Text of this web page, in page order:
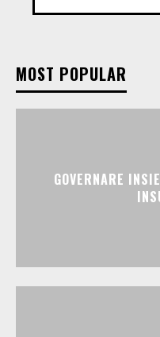
MOST POPULAR
GOVERNARE